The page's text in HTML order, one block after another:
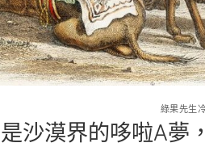
綠果先生
沙漠界的哆啦A夢